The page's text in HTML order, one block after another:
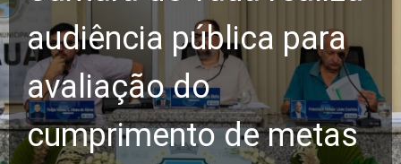
audiência pública para
avaliação do
cumprimento de metas